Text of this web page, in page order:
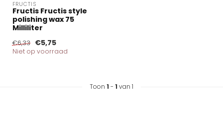
FRUCTIS
Fructis Fructis style
polishing wax 75
Milliliter
€6,33 €5,75
Niet op voorraad
Toon 1 - 1 van 1